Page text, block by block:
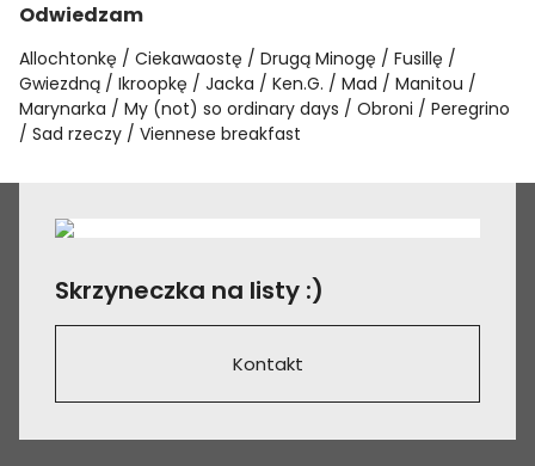
Odwiedzam
Allochtonkę Ciekawaostę Drugą Minogę
Fusillę
Gwiezdną
Ikroopkę Jacka Ken.G. Mad
Manitou
Marynarka
My (not) so ordinary days Obroni
Peregrino
Sad rzeczy
Viennese breakfast
Skrzyneczka na listy :)
Kontakt